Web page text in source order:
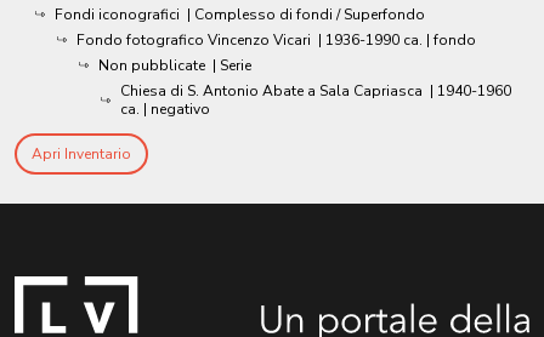
Fondi iconografici | Complesso di fondi / Superfondo
Fondo fotografico Vincenzo Vicari | 1936-1990 ca. | fondo
Non pubblicate | Serie
Chiesa di S. Antonio Abate a Sala Capriasca | 1940-1960
ca. | negativo
Apri Inventario